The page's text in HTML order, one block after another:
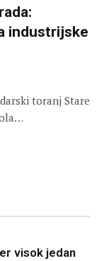
industrijske
toranj Stare
visok jedan